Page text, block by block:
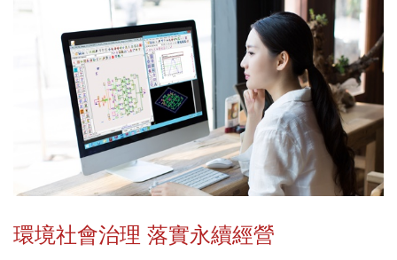
環境社會治理 落實永續經營